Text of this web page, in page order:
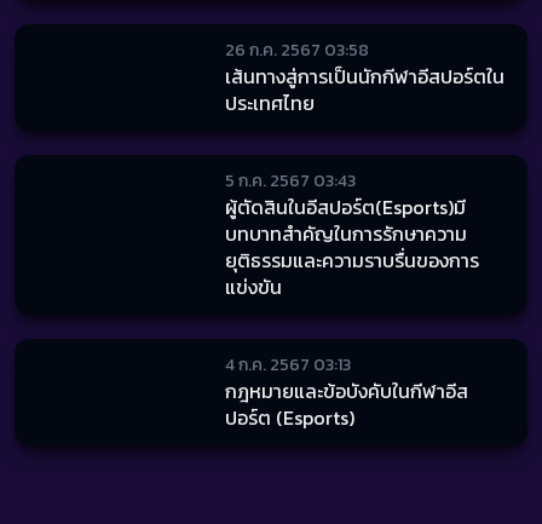
26 ก.ค. 2567 03:58
เส้นทางสู่การเป็นนักกีฬาอีสปอร์ตใน
ประเทศไทย
5 ก.ค. 2567 03:43
ผู้ตัดสินในอีสปอร์ต(Esports)มี
บทบาทสำคัญในการรักษาความ
ยุติธรรมและความราบรื่นของการ
แข่งขัน
4 ก.ค. 2567 03:13
กฎหมายและข้อบังคับในกีฬาอีส
ปอร์ต (Esports)